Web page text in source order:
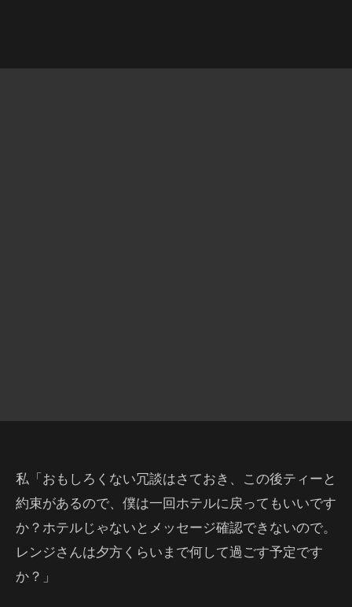
私「おもしろくない冗談はさておき、この後ティーと
約束があるので、僕は一回ホテルに戻ってもいいです
か？ホテルじゃないとメッセージ確認できないので。
レンジさんは夕方くらいまで何して過ごす予定です
か？」